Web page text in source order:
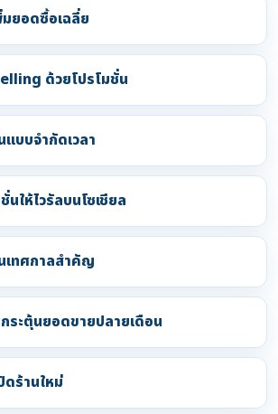
มยอดซื้อเฉลี่ย
ด้วยโปรโมชั่น
แบบจำกัดเวลา
นให้ไวรัลบนโซเชียล
เทศกาลสำคัญ
ระตุ้นยอดขายปลายเดือน
ดร้านใหม่